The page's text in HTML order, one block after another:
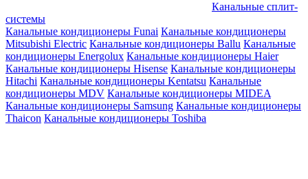
Канальные сплит-
системы
Канальные кондиционеры Funai Канальные кондиционеры
Mitsubishi Electric Канальные кондиционеры Ballu Канальные
кондиционеры Energolux Канальные кондиционеры Haier
Канальные кондиционеры Hisense Канальные кондиционеры
Hitachi Канальные кондиционеры Kentatsu Канальные
кондиционеры MDV Канальные кондиционеры MIDEA
Канальные кондиционеры Samsung Канальные кондиционеры
Thaicon Канальные кондиционеры Toshiba